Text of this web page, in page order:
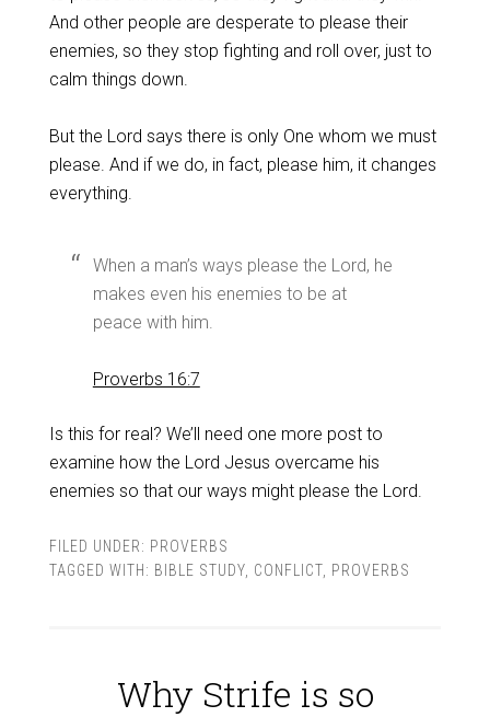
And other people are desperate to please their
enemies, so they stop fighting and roll over, just to
calm things down.
‌But the Lord says there is only One whom we must
please. And if we do, in fact, please him, it changes
everything.
When a man’s ways please the Lord, he
makes even his enemies to be at
peace with him.
Proverbs 16:7
Is this for real? We’ll need one more post to
examine how the Lord Jesus overcame his
enemies so that our ways might please the Lord.
FILED UNDER: PROVERBS
TAGGED WITH: BIBLE STUDY, CONFLICT, PROVERBS
Why Strife is so